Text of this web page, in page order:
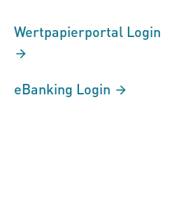
Wertpapierportal Login
eBanking Login